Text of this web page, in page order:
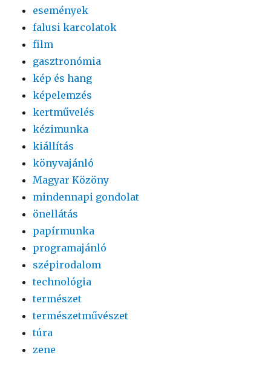
események
falusi karcolatok
film
gasztronómia
kép és hang
képelemzés
kertművelés
kézimunka
kiállítás
könyvajánló
Magyar Közöny
mindennapi gondolat
önellátás
papírmunka
programajánló
szépirodalom
technológia
természet
természetművészet
túra
zene